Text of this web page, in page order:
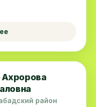
Ахророва
район